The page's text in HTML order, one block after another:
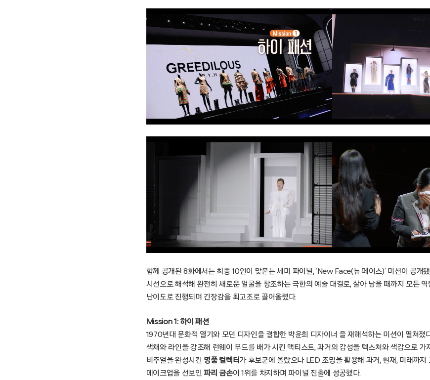
함께 공개된 8화에서는 최종 10인이 맞붙는 세미 파이널, ‘New Face(뉴 페이스)’ 미션이 공개
시선으로 해석해 완전히 새로운 얼굴을 창조하는 극한의 예술 대결로, 살아 남을 때까지 모든 역
난이도로 진행되며 긴장감을 최고조로 끌어올렸다.
Mission 1: 하이 패션
1970년대 문화적 열기와 모던 디자인을 결합한 박윤희 디자이너 을 재해석하는 미션이 펼쳐졌
색채와 라인을 강조해 런웨이 무드를 배가 시킨 맥티스트, 과거의 감성을 텍스처와 색감으로 가
비주얼을 완성시킨 명품 컬렉터가 후보군에 올랐으나 LED 조명을 활용해 과거, 현재, 미래까지
메이크업을 선보인파리 금손이 1위를 차지하며 파이널 진출에 성공했다.